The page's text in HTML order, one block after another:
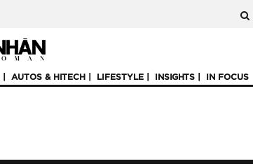
AUTOS & HITECH LIFESTYLE INSIGHTS IN FOCUS